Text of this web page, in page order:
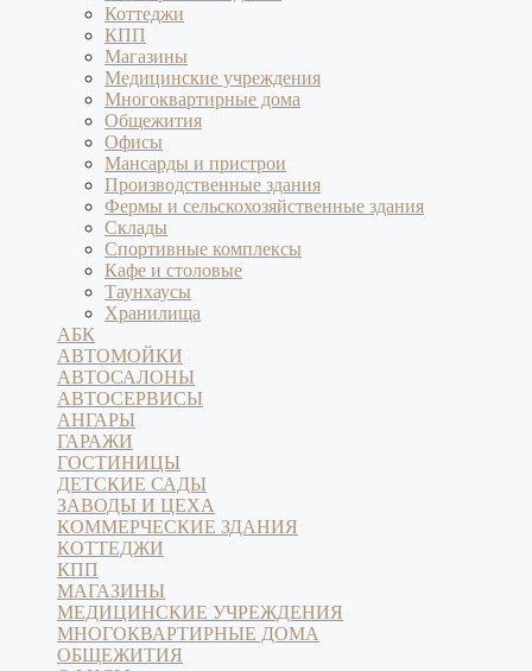
Коттеджи
КПП
Магазины
Медицинские учреждения
Многоквартирные дома
Общежития
Офисы
Мансарды и пристрои
Производственные здания
Фермы и сельскохозяйственные здания
Склады
Спортивные комплексы
Кафе и столовые
Таунхаусы
Хранилища
АБК
АВТОМОЙКИ
АВТОСАЛОНЫ
АВТОСЕРВИСЫ
АНГАРЫ
ГАРАЖИ
ГОСТИНИЦЫ
ДЕТСКИЕ САДЫ
ЗАВОДЫ И ЦЕХА
КОММЕРЧЕСКИЕ ЗДАНИЯ
КОТТЕДЖИ
КПП
МАГАЗИНЫ
МЕДИЦИНСКИЕ УЧРЕЖДЕНИЯ
МНОГОКВАРТИРНЫЕ ДОМА
ОБЩЕЖИТИЯ